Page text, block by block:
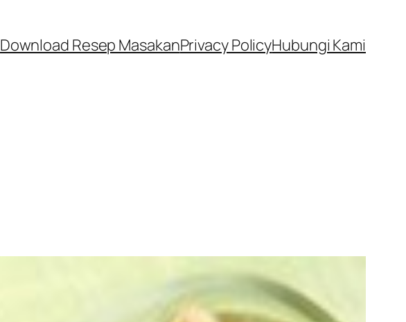
Download Resep MasakanPrivacy PolicyHubungi Kami